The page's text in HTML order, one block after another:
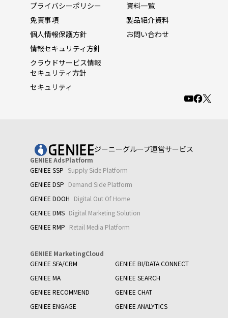
プライバシーポリシー
免責事項
個人情報保護方針
情報セキュリティ方針
クラウドサービス情報
セキュリティ方針
セキュリティ
資料一覧
製品紹介資料
お問い合わせ
ジーニーグループ運営サービス
GENIEE AdsPlatform
GENIEE SSP Supply Side Platform
GENIEE DSP Demand Side Platform
GENIEE DOOH Digital Out Of Home
GENIEE DMS Digital Marketing Solution
GENIEE RMP Retail Media Platform
GENIEE MarketingCloud
GENIEE SFA/CRM
GENIEE BI/DATA CONNECT
GENIEE MA
GENIEE SEARCH
GENIEE RECOMMEND
GENIEE CHAT
GENIEE ENGAGE
GENIEE ANALYTICS